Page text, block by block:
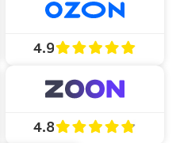
4.9
4.8